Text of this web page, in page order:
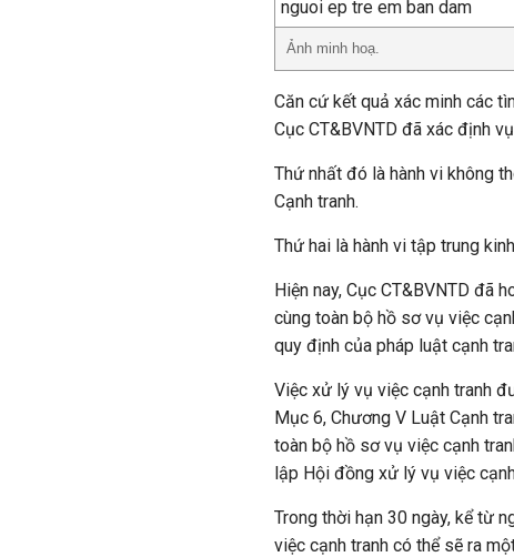
Ảnh minh hoạ.
Căn cứ kết quả xác minh các
Cục CT&BVNTD đã xác định
Thứ nhất đó là hành vi không
Cạnh tranh.
Thứ hai là hành vi tập trung
Hiện nay, Cục CT&BVNTD đã
cùng toàn bộ hồ sơ vụ việc
quy định của pháp luật cạnh
Việc xử lý vụ việc cạnh tranh
Mục 6, Chương V Luật Cạnh
toàn bộ hồ sơ vụ việc cạnh
lập Hội đồng xử lý vụ việc
Trong thời hạn 30 ngày, kể từ
việc cạnh tranh có thể sẽ ra